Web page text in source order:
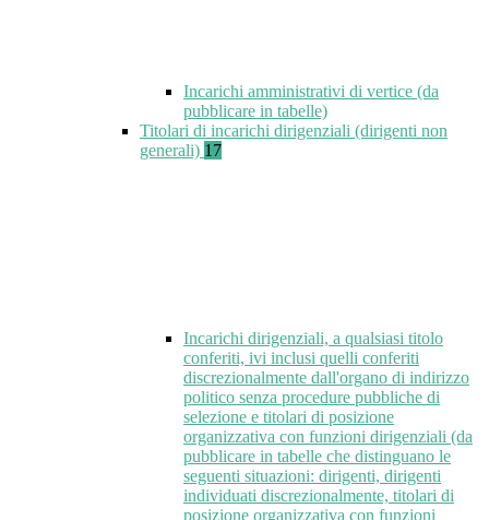
Incarichi amministrativi di vertice (da
pubblicare in tabelle)
Titolari di incarichi dirigenziali (dirigenti non
generali) 17
Incarichi dirigenziali, a qualsiasi titolo
conferiti, ivi inclusi quelli conferiti
discrezionalmente dall'organo di indirizzo
politico senza procedure pubbliche di
selezione e titolari di posizione
organizzativa con funzioni dirigenziali (da
pubblicare in tabelle che distinguano le
seguenti situazioni: dirigenti, dirigenti
individuati discrezionalmente, titolari di
posizione organizzativa con funzioni